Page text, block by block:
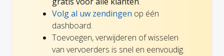
Volg al uw zendingen op één
dashboard.
Toevoegen, verwijderen of wisselen
van vervoerders is snel en eenvoudig.